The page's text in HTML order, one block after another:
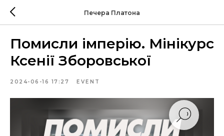
Печера Платона
Помисли імперію. Мінікурс
Ксенії Зборовської
2024-06-16 17:27 EVENT